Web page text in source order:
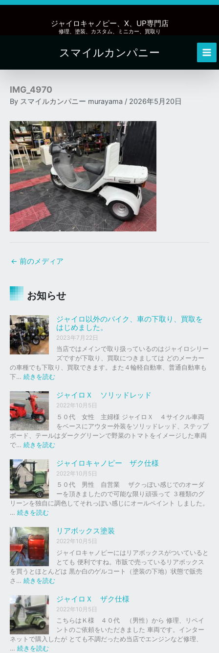
内
ッ
ジャイロキャノピー、X、UP専門店
修理、塗装、カスタム、ミニカー、買取り
スマイルカンパニー
IMG_4970
By スマイルカンパニー murayama / 2026年5月20日
← 前のメディア
お知らせ
ジャイロ以外のバイク、車の下取り、買取を
はじめました。
2023年7月22日
当店ではメインで取り扱っているのはジャイロシリー
ズですが下取り、買取につきましては どのメーカー
の車種でも下取り、買取できます。また４輪軽自動車、普通自動車も
下… 続きを読む
ャ
イ
ロ
以
外
の
イ
ク
車
下
、
買
取
を
は
ま
し
た
。
ジャイロＸ ソリッドレッド
2022年10月5日
５０代 女性 主婦様 ジャイロＸ ４サイクル車両
をベースにアウター外装をソリッドレッド、ステップ
ボード、テールはダークグリーンで野菜のトマトをイメージした車両
で… 続きを読む
ャ
イ
ロ
ッ
ド
ッ
ド
ジャイロキャノピー ザク仕様
2022年10月5日
５０代 男性 自営業 ザクっぽい感じでのオーダ
ーを頂きましたので可能な限り頑張って ３種類のグ
リーンを独自に調色してそれっぽい感じにオールペイント しました。
… 続きを読む
イ
ロ
キ
ャ
ノ
ピ
ー
ザ
ク
仕
様
リアボックス塗装
2022年10月5日
ジャイロキャノピーにはリアボックスがついていると
とても 便利ですね。市販で売っているリアボックス
を買うとほとんどは 黒か白のゲルコート（塗装の下地）状態で販売
さ… 続きを読む
ア
ボ
ッ
ク
ス
ジャイロＸ ザク仕様
2022年10月5日
こちらはＫ様 ４０代 （男性）から 修理、リペイ
ントのご依頼をいただきました 車両です。インター
ネットで購入したが とても不調だっため当店でエンジンなど修理、
… 続きを読む